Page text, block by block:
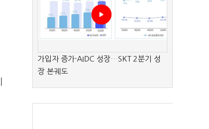
가입자 증가·AIDC 성장…SKT 2분기 성
장 본궤도